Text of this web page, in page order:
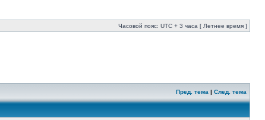
Часовой пояс: UTC + 3 часа [ Летнее время ]
Пред. тема | След. тема